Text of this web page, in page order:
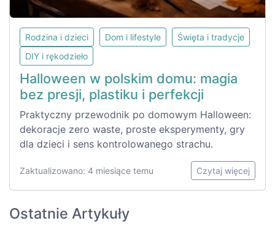
Rodzina i dzieci Dom i lifestyle
Święta i tradycje
DIY i rękodzieło
Halloween w polskim domu: magia
bez presji, plastiku i perfekcji
Praktyczny przewodnik po domowym Halloween:
dekoracje zero waste, proste eksperymenty, gry
dla dzieci i sens kontrolowanego strachu.
Zaktualizowano: 4 miesiące temu Czytaj więcej
Ostatnie Artykuły